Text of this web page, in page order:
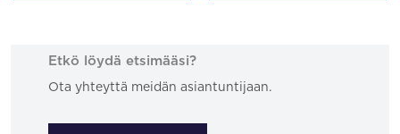
Etkö löydä etsimääsi?
Ota yhteyttä meidän asiantuntijaan.